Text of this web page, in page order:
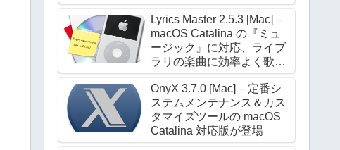
Lyrics Master 2.5.3 [Mac] –
macOS Catalina の『ミュ
ージック』に対応、ライブ
ラリの楽曲に効率よく歌詞
を設定できる
OnyX 3.7.0 [Mac] – 定番シ
ステムメンテナンス＆カス
タマイズツールの macOS
Catalina 対応版が登場